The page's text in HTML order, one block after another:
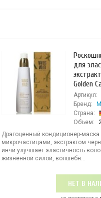
для
Golden
Артикул:
Бренд:
Страна:
Объем:
Драгоценный кондиционер-
микрочастицами, экстрактом
инчи улучшает эластичность
жизненной силой, волшебн...
НЕТ В